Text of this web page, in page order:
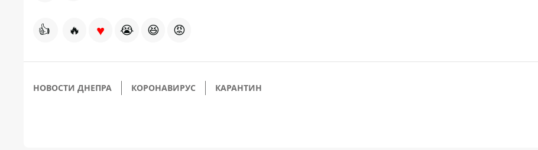
👍 🔥 ♥ 😭 😆 😡
НОВОСТИ ДНЕПРА КОРОНАВИРУС КАРАНТИН